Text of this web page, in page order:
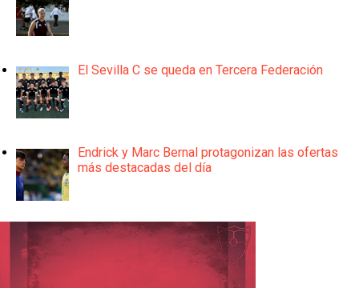
El Sevilla C se queda en Tercera Federación
Endrick y Marc Bernal protagonizan las ofertas
más destacadas del día